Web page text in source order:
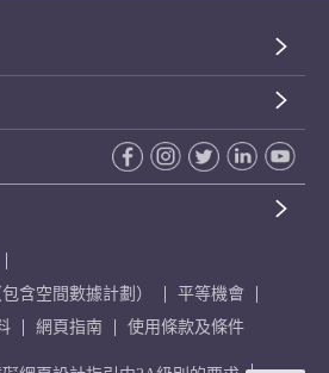
含空間數據計劃）
平等機會
網頁指南 使用條款及條件